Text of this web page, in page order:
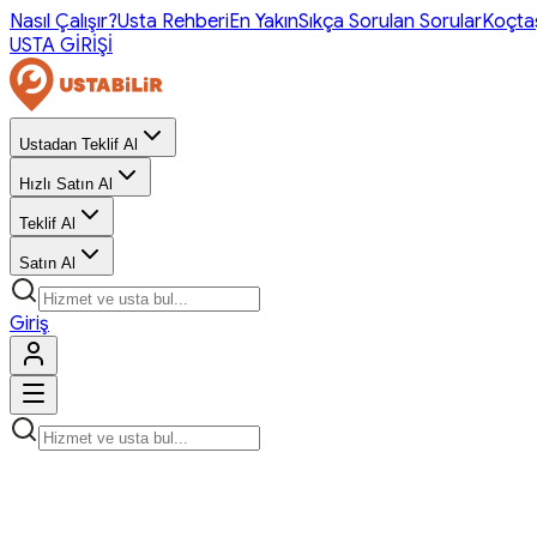
Nasıl Çalışır?Usta RehberiEn YakınSıkça Sorulan Sorular
USTA GİRİŞİ
Ustadan Teklif Al
Hızlı Satın Al
Teklif Al
Satın Al
Giriş